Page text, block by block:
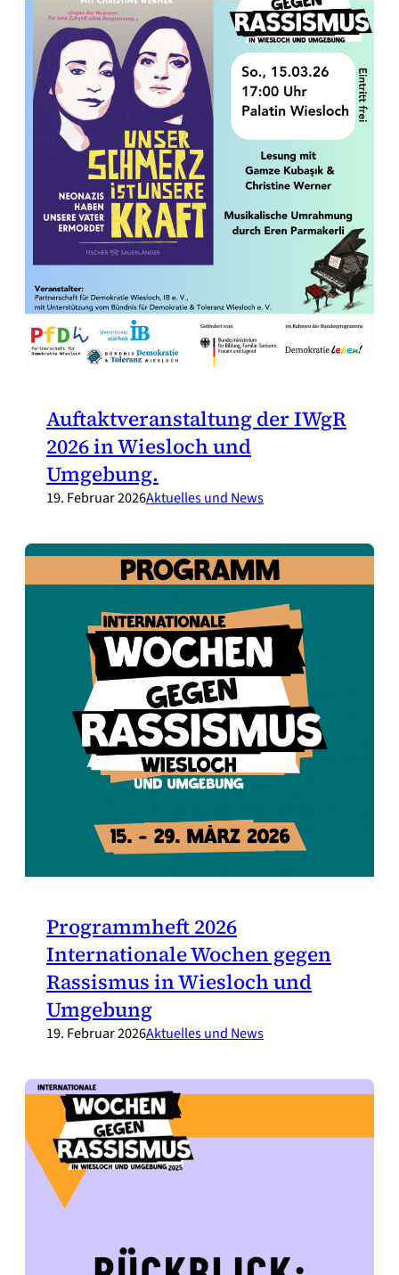
Auftaktveranstaltung der IWgR
2026 in Wiesloch und
Umgebung.
19. Februar 2026Aktuelles und News
Programmheft 2026
Internationale Wochen gegen
Rassismus in Wiesloch und
Umgebung
19. Februar 2026Aktuelles und News